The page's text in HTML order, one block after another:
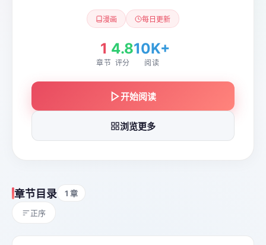
漫画 每日更新
1
章节
4.8
评分
10K+
阅读
开始阅读
浏览更多
章节目录 1 章
正序